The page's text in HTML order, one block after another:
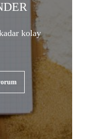
kolay